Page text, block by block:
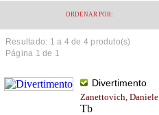
ORDENAR POR:
Resultado: 1 a 4de 4 produto(s)
Página 1 de 1
Divertimento
Zanettovich, Daniele
Tb